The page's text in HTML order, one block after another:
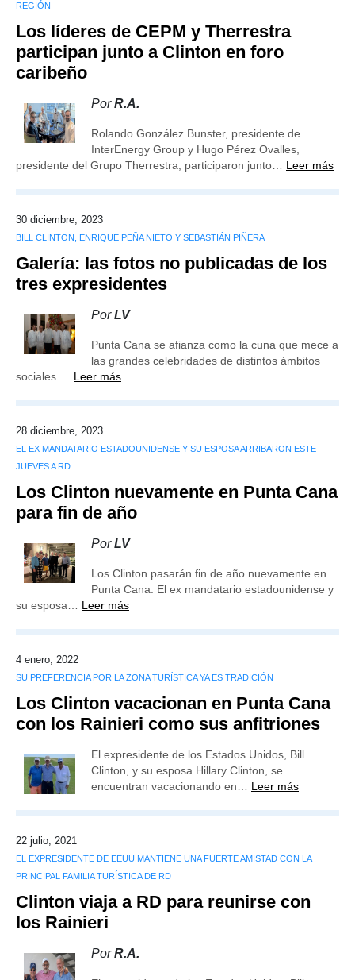
REGIÓN
Los líderes de CEPM y Therrestra
participan junto a Clinton en foro
caribeño
PorR.A.
Rolando González Bunster, presidente de
InterEnergy Group y Hugo Pérez Ovalles,
presidente del Grupo Therrestra, participaron junto… Leer más
30 diciembre, 2023
BILL CLINTON, ENRIQUE PEÑA NIETO Y SEBASTIÁN PIÑERA
Galería: las fotos no publicadas de los
tres expresidentes
PorLV
Punta Cana se afianza como la cuna que mece a
las grandes celebridades de distintos ámbitos
sociales…. Leer más
28 diciembre, 2023
EL EX MANDATARIO ESTADOUNIDENSE Y SU ESPOSA ARRIBARON ESTE
JUEVES A RD
Los Clinton nuevamente en Punta Cana
para fin de año
PorLV
Los Clinton pasarán fin de año nuevamente en
Punta Cana. El ex mandatario estadounidense y
su esposa… Leer más
4 enero, 2022
SU PREFERENCIA POR LA ZONA TURÍSTICA YA ES TRADICIÓN
Los Clinton vacacionan en Punta Cana
con los Rainieri como sus anfitriones
El expresidente de los Estados Unidos, Bill
Clinton, y su esposa Hillary Clinton, se
encuentran vacacionando en… Leer más
22 julio, 2021
EL EXPRESIDENTE DE EEUU MANTIENE UNA FUERTE AMISTAD CON LA
PRINCIPAL FAMILIA TURÍSTICA DE RD
Clinton viaja a RD para reunirse con
los Rainieri
PorR.A.